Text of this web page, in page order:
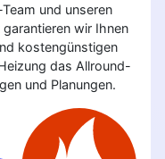
und unseren
wir Ihnen
kostengünstigen
das Allround-
und Planungen.